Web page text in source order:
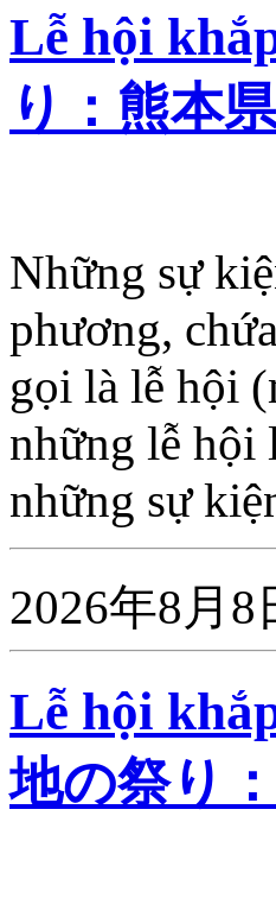
Lễ hội
り：熊本県
Những sự
phương,
gọi là lễ hội
những lễ hội
những sự
2026年8月8
Lễ hội
地の祭り